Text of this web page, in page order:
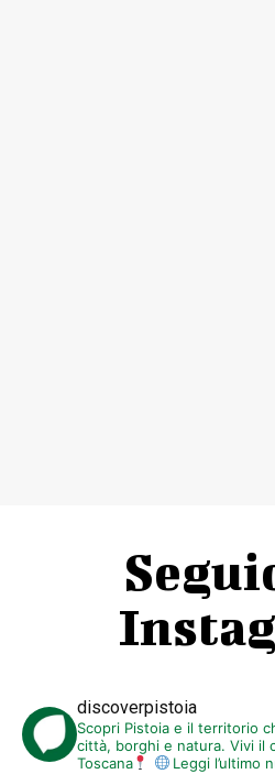
discoverpistoia
Scopri Pistoia e il territorio
città, borghi e natura. Vivi il
Toscana
Leggi l’ultimo